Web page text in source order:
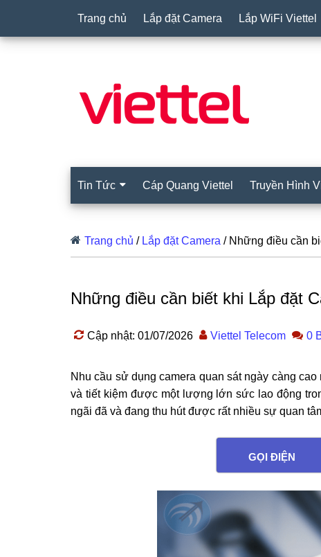
Trang chủ Lắp đặt Camera Lắp WiFi Viettel
Tin Tức Cáp Quang Viettel Truyền Hình
Trang chủ / Lắp đặt Camera / Những điều cần
Những điều cần biết khi Lắp đặt
Cập nhật: 01/07/2026 Viettel Telecom 0
Nhu cầu sử dụng camera quan sát ngày càng
và tiết kiệm được một lượng lớn sức lao động
ngãi đã và đang thu hút được rất nhiều sự quan
GỌI ĐIỆN